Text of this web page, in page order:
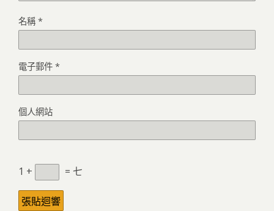
名稱 *
電子郵件 *
個人網站
1 + = 七